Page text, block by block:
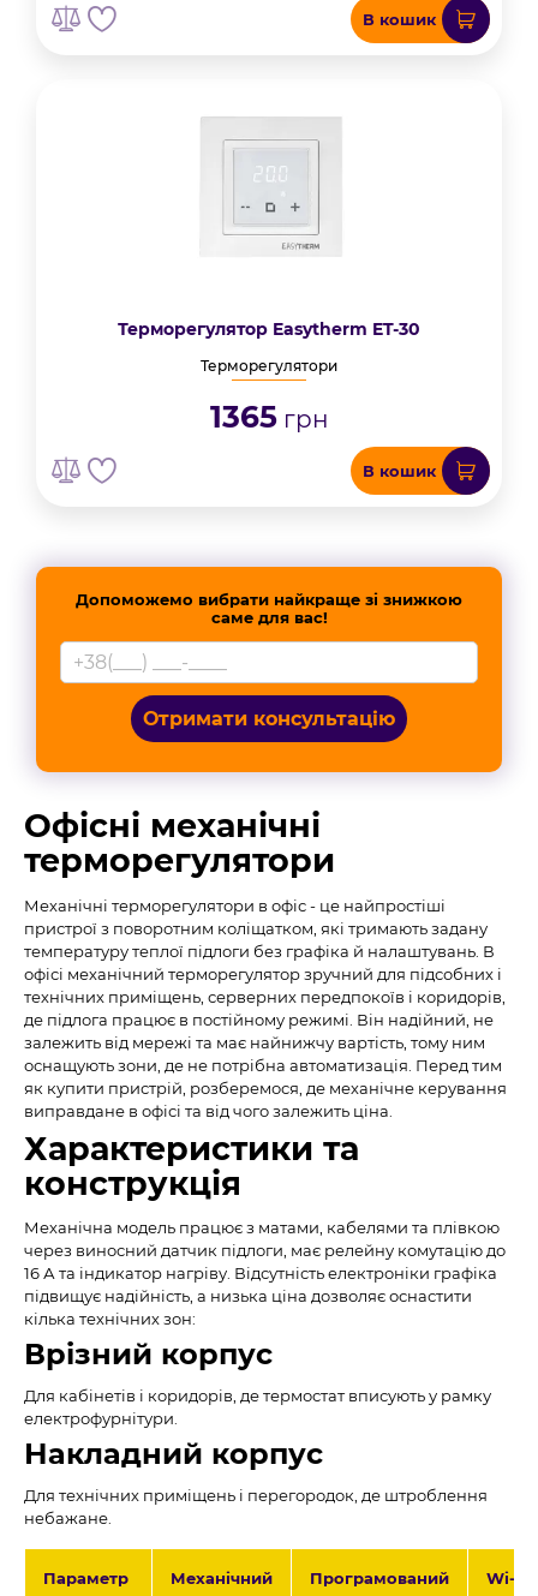
В кошик
Терморегулятор Easytherm ET-30
Терморегулятори
1365грн
В кошик
Допоможемо вибрати найкраще зі знижкою
саме для вас!
Отримати консультацію
Офісні механічні
терморегулятори
Механічні терморегулятори в офіс - це найпростіші
пристрої з поворотним коліщатком, які тримають задану
температуру теплої підлоги без графіка й налаштувань. В
офісі механічний терморегулятор зручний для підсобних і
технічних приміщень, серверних передпокоїв і коридорів,
де підлога працює в постійному режимі. Він надійний, не
залежить від мережі та має найнижчу вартість, тому ним
оснащують зони, де не потрібна автоматизація. Перед тим
як купити пристрій, розберемося, де механічне керування
виправдане в офісі та від чого залежить ціна.
Характеристики та
конструкція
Механічна модель працює з матами, кабелями та плівкою
через виносний датчик підлоги, має релейну комутацію до
16 А та індикатор нагріву. Відсутність електроніки графіка
підвищує надійність, а низька ціна дозволяє оснастити
кілька технічних зон:
Врізний корпус
Для кабінетів і коридорів, де термостат вписують у рамку
електрофурнітури.
Накладний корпус
Для технічних приміщень і перегородок, де штроблення
небажане.
Параметр Механічний Програмований Wi-Fi